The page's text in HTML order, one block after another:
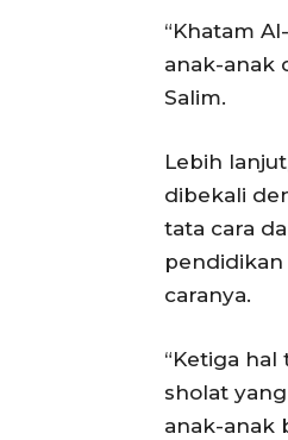
“Khatam
anak-anak
Salim.
Lebih
dibekali
tata cara
pendidikan
caranya.
“Ketiga
sholat
anak-anak